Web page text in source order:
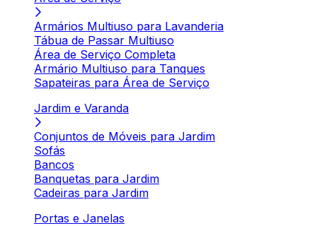
Armários Multiuso para Lavanderia
Tábua de Passar Multiuso
Área de Serviço Completa
Armário Multiuso para Tanques
Sapateiras para Área de Serviço
Jardim e Varanda
Conjuntos de Móveis para Jardim
Sofás
Bancos
Banquetas para Jardim
Cadeiras para Jardim
Portas e Janelas